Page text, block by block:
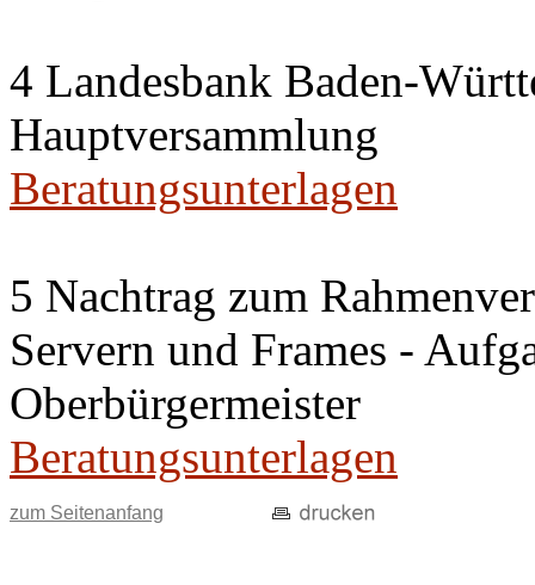
4 Landesbank Baden-
Hauptversammlung
Beratungsunterlagen
5 Nachtrag zum
Servern und Frames -
Oberbürgermeister
Beratungsunterlagen
zum Seitenanfang